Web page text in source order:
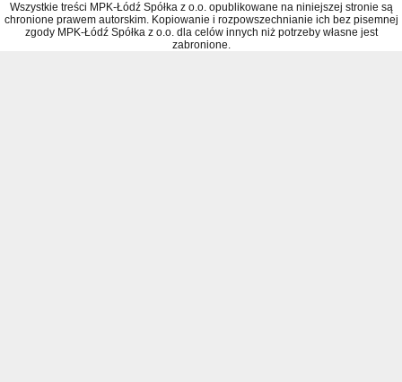
Wszystkie treści MPK-Łódź Spółka z o.o. opublikowane na niniejszej stronie są
chronione prawem autorskim. Kopiowanie i rozpowszechnianie ich bez pisemnej
zgody MPK-Łódź Spółka z o.o. dla celów innych niż potrzeby własne jest
zabronione.